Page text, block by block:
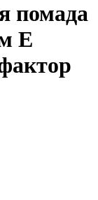
помада
Е